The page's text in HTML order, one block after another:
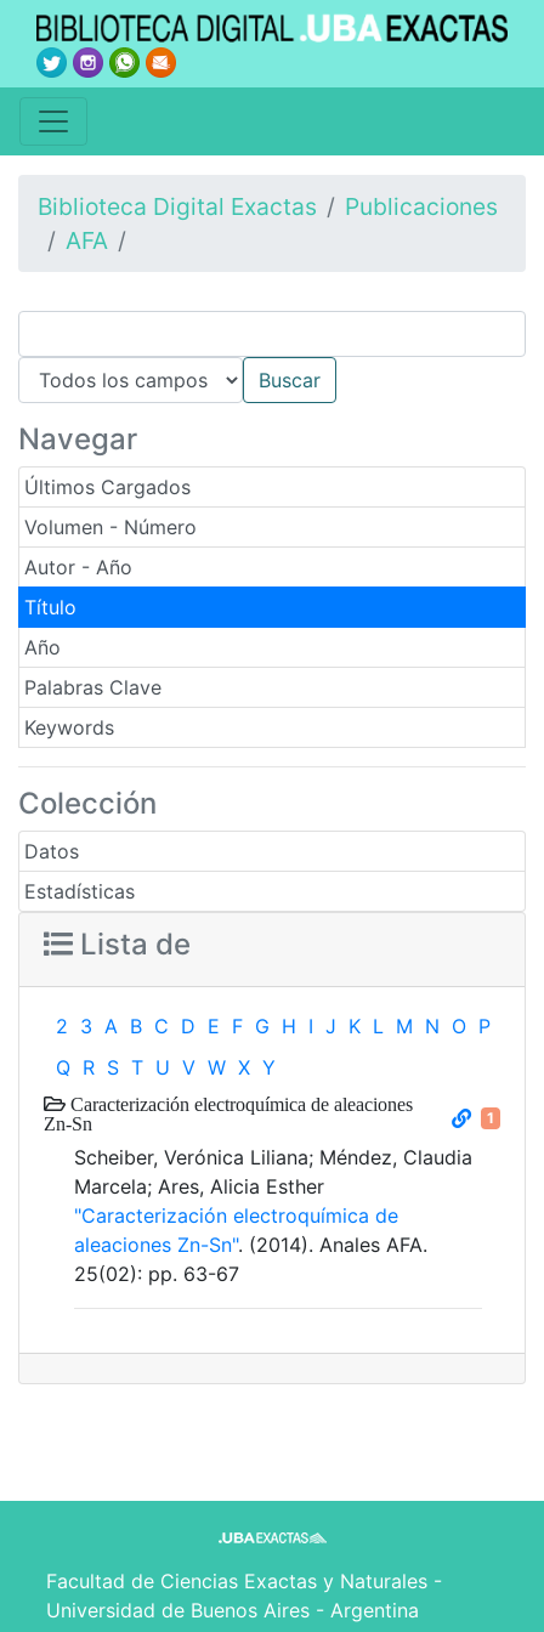
Biblioteca Digital Exactas
Publicaciones
AFA
Navegar
Últimos Cargados
Volumen - Número
Autor - Año
Título
Año
Palabras Clave
Keywords
Colección
Datos
Estadísticas
Lista de
2 3 A B C D E F G H I J K L M N O P
Q R S T U V W X Y
Caracterización electroquímica de aleaciones
Zn-Sn
1
Scheiber, Verónica Liliana; Méndez, Claudia
Marcela; Ares, Alicia Esther
"Caracterización electroquímica de
aleaciones Zn-Sn". (2014). Anales AFA.
25(02): pp. 63-67
Facultad de Ciencias Exactas y Naturales -
Universidad de Buenos Aires - Argentina